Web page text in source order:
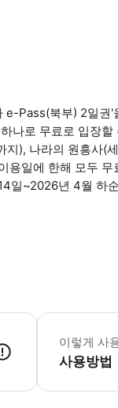
e-Pass(북부) 2일권'
나로 무료로 입장할
), 나라의 원흥사(
용일에 한해 모두
일~2026년 4월 하
유효기간 : 최종
이렇게 사
사용방법